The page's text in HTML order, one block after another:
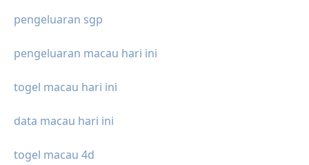
pengeluaran sgp
pengeluaran macau hari ini
togel macau hari ini
data macau hari ini
togel macau 4d